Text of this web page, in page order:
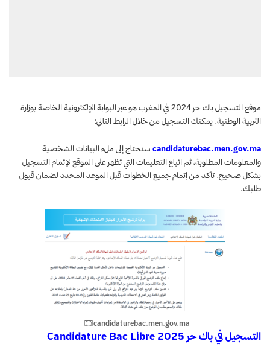
موقع التسجيل باك حر 2024 في المغرب هو عبر البوابة الإلكترونية الخاصة بوزارة
التربية الوطنية. يمكنك التسجيل من خلال الرابط التالي:
candidaturebac.men.gov.ma ستحتاج إلى ملء البيانات الشخصية
والمعلومات المطلوبة، ثم اتباع التعليمات التي تظهر على الموقع لإتمام التسجيل
بشكل صحيح. تأكد من إتمام جميع الخطوات قبل الموعد المحدد لضمان قبول
طلبك.
candidaturebac.men.gov.ma
التسجيل في باك حر 2025 Candidature Bac Libre